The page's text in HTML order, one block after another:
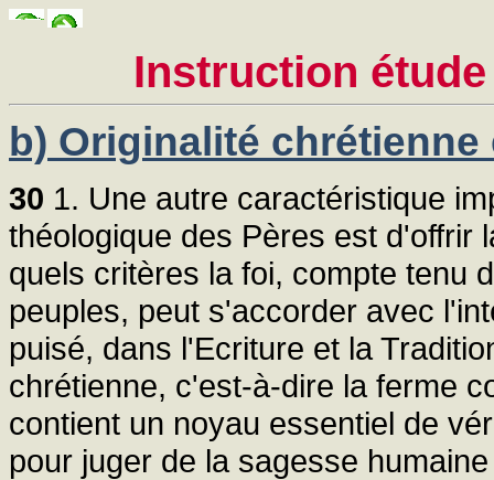
Instruction
b) Originalité
30 1. Une autre caractéristique
théologique des Pères est d'offrir
quels critères la foi, compte tenu
peuples, peut s'accorder avec
puisé, dans l'Ecriture et la
chrétienne, c'est-à-dire la ferme
contient un noyau essentiel de
pour juger de la sagesse